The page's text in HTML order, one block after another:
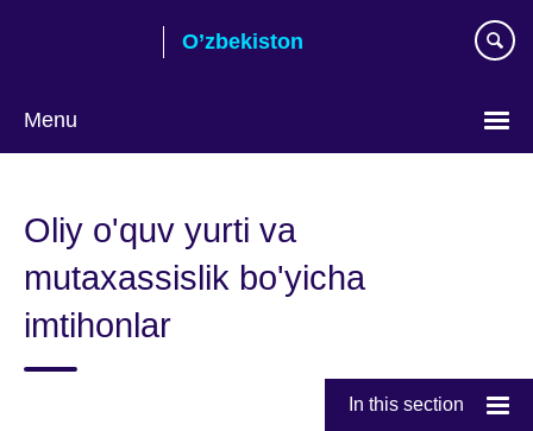
O’zbekiston
Menu
language
Oliy o'quv yurti va
mutaxassislik bo'yicha
imtihonlar
In this section